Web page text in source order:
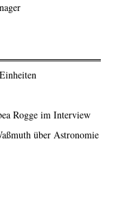
Rogge im Interview
über Astronomie